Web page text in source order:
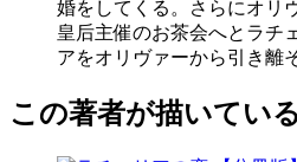
婚をしてくる。さらにオリ
皇后主催のお茶会へとラチ
アをオリヴァーから引き
この著者が描いてい